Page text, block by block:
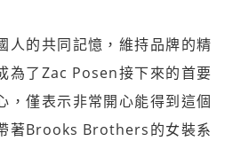
人的共同記憶，維持品牌的精
為了Zac Posen接下來的首要
，僅表示非常開心能得到這個
著Brooks Brothers的女裝系